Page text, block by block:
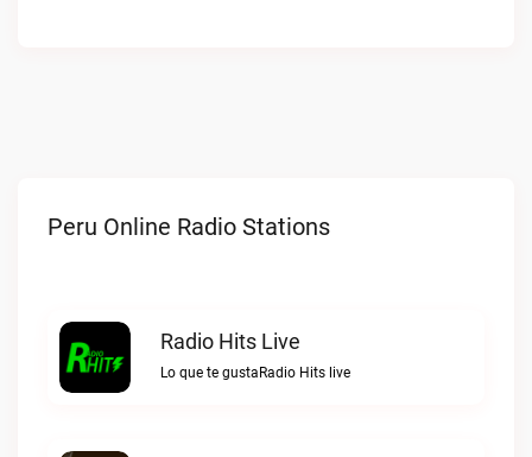
Peru Online Radio Stations
Radio Hits Live
Lo que te gustaRadio Hits live